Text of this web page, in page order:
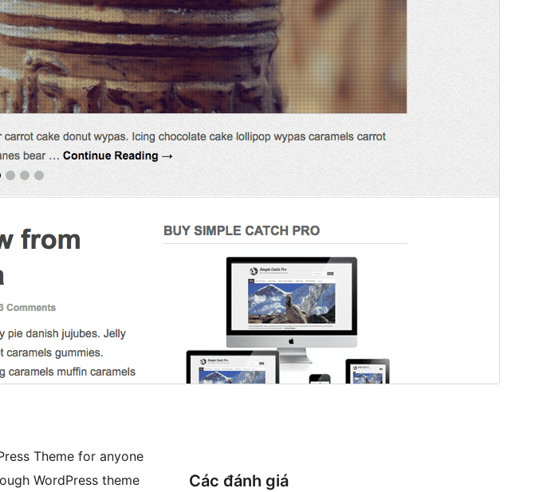
Theme for anyone
WordPress theme
Các đánh giá